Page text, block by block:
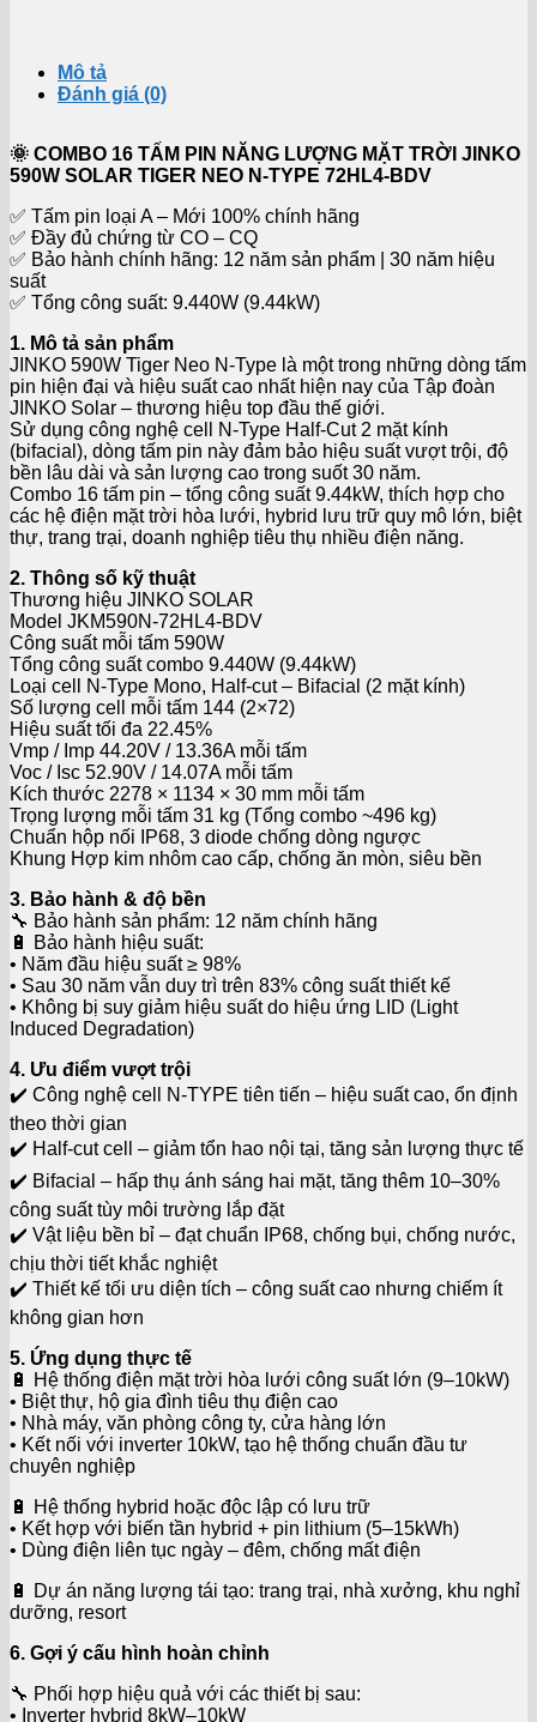
Mô tả
Đánh giá (0)
🌞 COMBO 16 TẤM PIN NĂNG LƯỢNG MẶT TRỜI JINKO
590W SOLAR TIGER NEO N-TYPE 72HL4-BDV
✅ Tấm pin loại A – Mới 100% chính hãng
✅ Đầy đủ chứng từ CO – CQ
✅ Bảo hành chính hãng: 12 năm sản phẩm | 30 năm hiệu
suất
✅ Tổng công suất: 9.440W (9.44kW)
1. Mô tả sản phẩm
JINKO 590W Tiger Neo N-Type là một trong những dòng tấm
pin hiện đại và hiệu suất cao nhất hiện nay của Tập đoàn
JINKO Solar – thương hiệu top đầu thế giới.
Sử dụng công nghệ cell N-Type Half-Cut 2 mặt kính
(bifacial), dòng tấm pin này đảm bảo hiệu suất vượt trội, độ
bền lâu dài và sản lượng cao trong suốt 30 năm.
Combo 16 tấm pin – tổng công suất 9.44kW, thích hợp cho
các hệ điện mặt trời hòa lưới, hybrid lưu trữ quy mô lớn, biệt
thự, trang trại, doanh nghiệp tiêu thụ nhiều điện năng.
2. Thông số kỹ thuật
Thương hiệu JINKO SOLAR
Model JKM590N-72HL4-BDV
Công suất mỗi tấm 590W
Tổng công suất combo 9.440W (9.44kW)
Loại cell N-Type Mono, Half-cut – Bifacial (2 mặt kính)
Số lượng cell mỗi tấm 144 (2×72)
Hiệu suất tối đa 22.45%
Vmp / Imp 44.20V / 13.36A mỗi tấm
Voc / Isc 52.90V / 14.07A mỗi tấm
Kích thước 2278 × 1134 × 30 mm mỗi tấm
Trọng lượng mỗi tấm 31 kg (Tổng combo ~496 kg)
Chuẩn hộp nối IP68, 3 diode chống dòng ngược
Khung Hợp kim nhôm cao cấp, chống ăn mòn, siêu bền
3. Bảo hành & độ bền
🔧 Bảo hành sản phẩm: 12 năm chính hãng
🔋 Bảo hành hiệu suất:
• Năm đầu hiệu suất ≥ 98%
• Sau 30 năm vẫn duy trì trên 83% công suất thiết kế
• Không bị suy giảm hiệu suất do hiệu ứng LID (Light
Induced Degradation)
4. Ưu điểm vượt trội
✔️ Công nghệ cell N-TYPE tiên tiến – hiệu suất cao, ổn định
theo thời gian
✔️ Half-cut cell – giảm tổn hao nội tại, tăng sản lượng thực tế
✔️ Bifacial – hấp thụ ánh sáng hai mặt, tăng thêm 10–30%
công suất tùy môi trường lắp đặt
✔️ Vật liệu bền bỉ – đạt chuẩn IP68, chống bụi, chống nước,
chịu thời tiết khắc nghiệt
✔️ Thiết kế tối ưu diện tích – công suất cao nhưng chiếm ít
không gian hơn
5. Ứng dụng thực tế
🔋 Hệ thống điện mặt trời hòa lưới công suất lớn (9–10kW)
• Biệt thự, hộ gia đình tiêu thụ điện cao
• Nhà máy, văn phòng công ty, cửa hàng lớn
• Kết nối với inverter 10kW, tạo hệ thống chuẩn đầu tư
chuyên nghiệp
🔋 Hệ thống hybrid hoặc độc lập có lưu trữ
• Kết hợp với biến tần hybrid + pin lithium (5–15kWh)
• Dùng điện liên tục ngày – đêm, chống mất điện
🔋 Dự án năng lượng tái tạo: trang trại, nhà xưởng, khu nghỉ
dưỡng, resort
6. Gợi ý cấu hình hoàn chỉnh
🔧 Phối hợp hiệu quả với các thiết bị sau:
• Inverter hybrid 8kW–10kW